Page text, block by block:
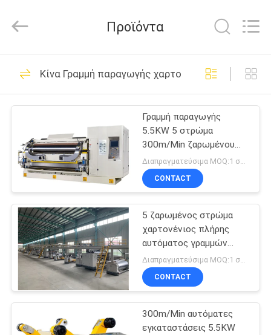
ΣΠΊΤΙ
ΠΡΟΪΌΝΤΑ
ΒΊΝΤΕΟ
ΠΕΡΊΠΟΥ
ΕΜΕΊΣ
ΓΎΡΟΣ
ΕΡΓΟΣΤΑΣΊΩΝ
ΠΟΙΟΤΙΚΌΣ
ΈΛΕΓΧΟΣ
Reserved.
φάκελλος flexo
16
αυτόματος
φάκελλος gluer
12
11
Προϊόντα
Κίνα Γραμμή παραγωγής χαρτονιού
Γραμμή παραγωγής
5.5KW 5 στρώμα
300m/Min ζαρωμένου
χαρτονιού
Διαπραγματεύσιμα MOQ:1 σύνολο
CONTACT
5 ζαρωμένος στρώμα
χαρτονένιος πλήρης
αυτόματος γραμμών
παραγωγής
CONTACT
300m/Min αυτόματες
εγκαταστάσεις 5.5KW